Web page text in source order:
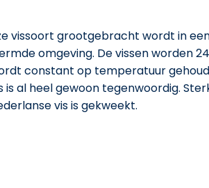
vissoort grootgebracht wordt in
omgeving. De vissen worden
constant op temperatuur
al heel gewoon tegenwoordig.
vis is gekweekt.